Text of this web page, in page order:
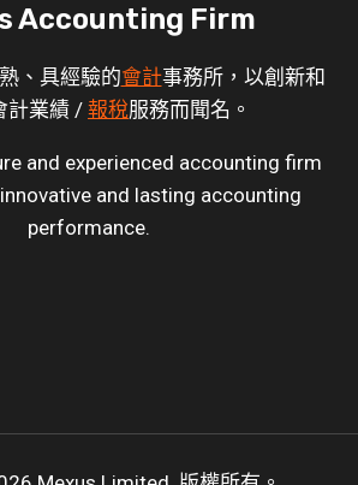
Accounting Firm
、具經驗的會計事務所，以創新和
計業績 / 報稅服務而聞名。
and experienced accounting firm
and lasting accounting
performance.